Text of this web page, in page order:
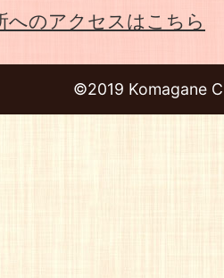
へのアクセスはこちら
©2019 Komagane